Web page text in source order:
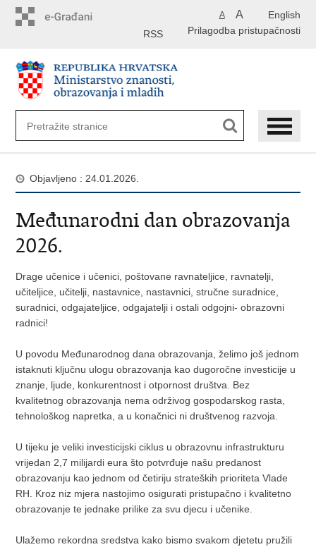
English
A A
Prilagodba pristupačnosti
RSS
Objavljeno : 24.01.2026.
Međunarodni dan obrazovanja
2026.
Drage učenice i učenici, poštovane ravnateljice, ravnatelji,
učiteljice, učitelji, nastavnice, nastavnici, stručne suradnice,
suradnici, odgajateljice, odgajatelji i ostali odgojni- obrazovni
radnici!
U povodu Međunarodnog dana obrazovanja, želimo još jednom
istaknuti ključnu ulogu obrazovanja kao dugoročne investicije u
znanje, ljude, konkurentnost i otpornost društva. Bez
kvalitetnog obrazovanja nema održivog gospodarskog rasta,
tehnološkog napretka, a u konačnici ni društvenog razvoja.
U tijeku je veliki investicijski ciklus u obrazovnu infrastrukturu
vrijedan 2,7 milijardi eura što potvrđuje našu predanost
obrazovanju kao jednom od četiriju strateških prioriteta Vlade
RH. Kroz niz mjera nastojimo osigurati pristupačno i kvalitetno
obrazovanje te jednake prilike za svu djecu i učenike.
Ulažemo rekordna sredstva kako bismo svakom djetetu pružili